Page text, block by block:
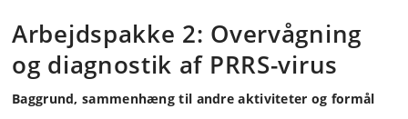
Arbejdspakke 2: Overvågning
og diagnostik af PRRS-virus
Baggrund, sammenhæng til andre aktiviteter og formål